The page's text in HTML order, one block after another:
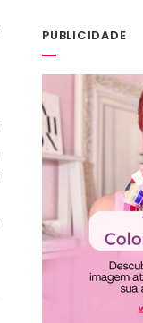
PUBLICIDADE